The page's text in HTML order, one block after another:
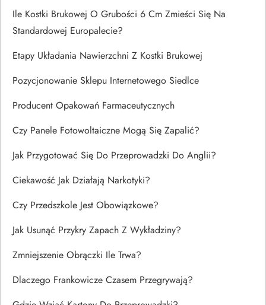
Ile Kostki Brukowej O Grubości 6 Cm Zmieści Się Na
Standardowej Europalecie?
Etapy Układania Nawierzchni Z Kostki Brukowej
Pozycjonowanie Sklepu Internetowego Siedlce
Producent Opakowań Farmaceutycznych
Czy Panele Fotowoltaiczne Mogą Się Zapalić?
Jak Przygotować Się Do Przeprowadzki Do Anglii?
Ciekawość Jak Działają Narkotyki?
Czy Przedszkole Jest Obowiązkowe?
Jak Usunąć Przykry Zapach Z Wykładziny?
Zmniejszenie Obrączki Ile Trwa?
Dlaczego Frankowicze Czasem Przegrywają?